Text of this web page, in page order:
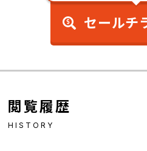
セールチ
閲覧履歴
HISTORY